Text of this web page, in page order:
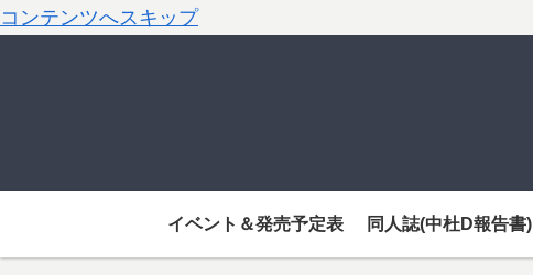
コンテンツへスキップ
イベント＆発売予定表 同人誌(中杜D報告書)